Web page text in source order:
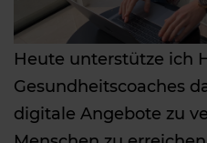
Heute unterstütze ich
Gesundheitscoaches
digitale Angebote zu